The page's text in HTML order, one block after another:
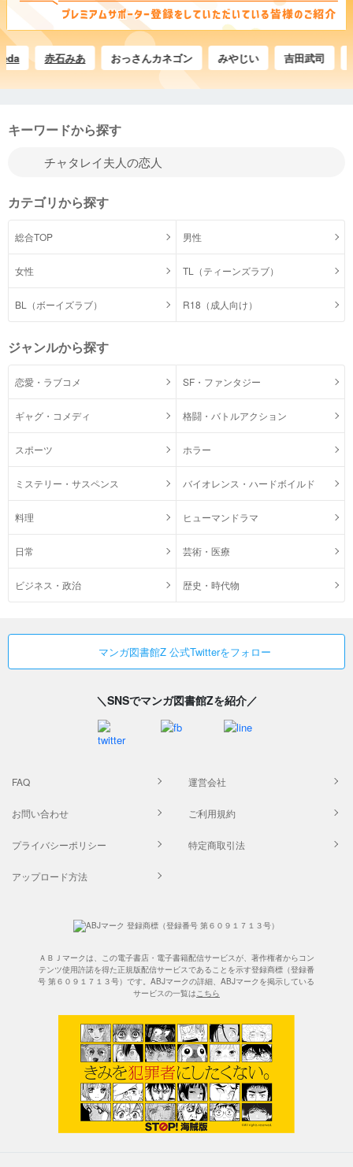
赤石みあ おっさんカネゴン みやじい 吉田武司
キーワードから探す
カテゴリから探す
総合TOP 男性
女性 TL（ティーンズラブ）
BL（ボーイズラブ） R18（成人向け）
ジャンルから探す
恋愛・ラブコメ SF・ファンタジー
ギャグ・コメディ 格闘・バトルアクション
スポーツ ホラー
ミステリー・サスペンス バイオレンス・ハードボイルド
料理 ヒューマンドラマ
日常 芸術・医療
ビジネス・政治 歴史・時代物
マンガ図書館Z 公式Twitterをフォロー
＼SNSでマンガ図書館Zを紹介／
FAQ 運営会社
お問い合わせ ご利用規約
プライバシーポリシー 特定商取引法
アップロード方法
ＡＢＪマークは、この電子書店・電子書籍配信サービスが、著作権者からコン
テンツ使用許諾を得た正規版配信サービスであることを示す登録商標（登録番
号 第６０９１７１３号）です。ABJマークの詳細、ABJマークを掲示している
サービスの一覧はこちら